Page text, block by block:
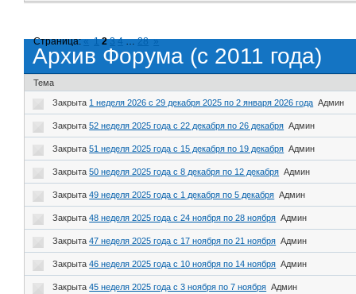
Архив Форума (с 2011 года)
Страница:« 1 2 3 4 … 28 »
Тема
Закрыта 1 неделя 2026 с 29 декабря 2025 по 2 января 2026 года Админ
Закрыта52 неделя 2025 года с 22 декабря по 26 декабря Админ
Закрыта51 неделя 2025 года с 15 декабря по 19 декабря Админ
Закрыта50 неделя 2025 года с 8 декабря по 12 декабря Админ
Закрыта49 неделя 2025 года с 1 декабря по 5 декабря Админ
Закрыта48 неделя 2025 года с 24 ноября по 28 ноября Админ
Закрыта47 неделя 2025 года с 17 ноября по 21 ноября Админ
Закрыта46 неделя 2025 года с 10 ноября по 14 ноября Админ
Закрыта45 неделя 2025 года с 3 ноября по 7 ноября Админ